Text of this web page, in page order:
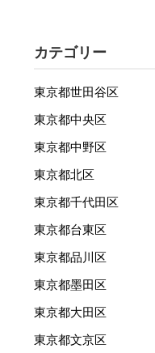
カテゴリー
東京都世田谷区
東京都中央区
東京都中野区
東京都北区
東京都千代田区
東京都台東区
東京都品川区
東京都墨田区
東京都大田区
東京都文京区